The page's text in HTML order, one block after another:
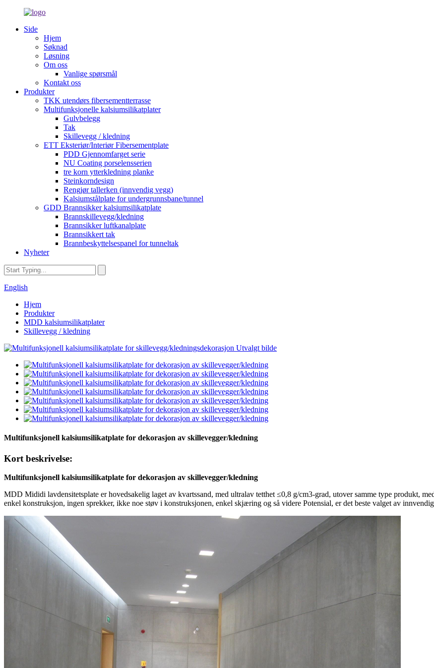
Side
Hjem
Søknad
Løsning
Om oss
Vanlige spørsmål
Kontakt oss
Produkter
TKK utendørs fibersementterrasse
Multifunksjonelle kalsiumsilikatplater
Gulvbelegg
Tak
Skillevegg / kledning
ETT Eksteriør/Interiør Fibersementplate
PDD Gjennomfarget serie
NU Coating porselensserien
tre korn ytterkledning planke
Steinkorndesign
Rengjør tallerken (innvendig vegg)
Kalsiumstålplate for undergrunnsbane/tunnel
GDD Brannsikker kalsiumsilikatplate
Brannskillevegg/kledning
Brannsikker luftkanalplate
Brannsikkert tak
Brannbeskyttelsespanel for tunneltak
Nyheter
English
Hjem
Produkter
MDD kalsiumsilikatplater
Skillevegg / kledning
Multifunksjonell kalsiumsilikatplate for dekorasjon av skillevegger/kledning
Kort beskrivelse:
Multifunksjonell kalsiumsilikatplate for dekorasjon av skillevegger/kledning
MDD Mididi lavdensitetsplate er hovedsakelig laget av kvartssand, med ultralav tetthet ≤0,8 g/cm3-grad, utover samme type produkt,
enkel konstruksjon, ingen sprekker, ikke noe støv i konstruksjonen, enkel skjæring og så videre Potensial, er det beste valget av